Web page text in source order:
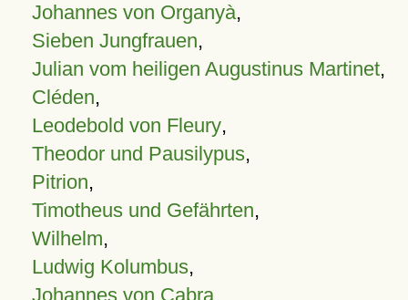
Johannes von Organyà,
Sieben Jungfrauen,
Julian vom heiligen Augustinus Martinet,
Cléden,
Leodebold von Fleury,
Theodor und Pausilypus,
Pitrion,
Timotheus und Gefährten,
Wilhelm,
Ludwig Kolumbus,
Johannes von Cabra,